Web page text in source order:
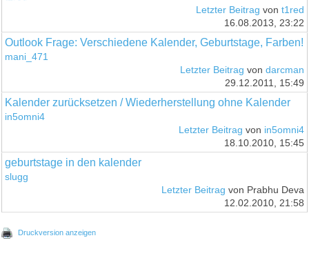
Letzter Beitrag von t1red
16.08.2013, 23:22
Outlook Frage: Verschiedene Kalender, Geburtstage, Farben!
mani_471
Letzter Beitrag von darcman
29.12.2011, 15:49
Kalender zurücksetzen / Wiederherstellung ohne Kalender
in5omni4
Letzter Beitrag von in5omni4
18.10.2010, 15:45
geburtstage in den kalender
slugg
Letzter Beitrag von Prabhu Deva
12.02.2010, 21:58
Druckversion anzeigen